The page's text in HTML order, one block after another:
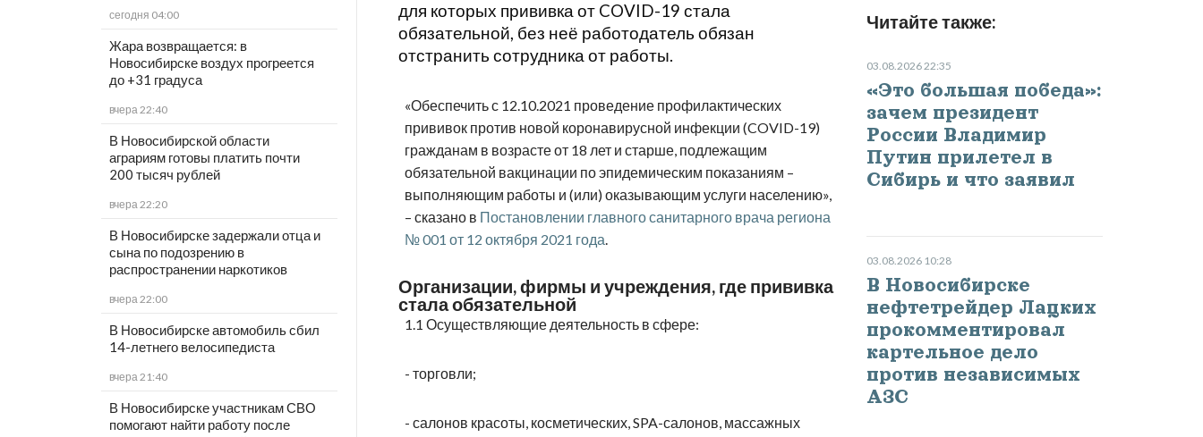
сегодня 04:00
Жара возвращается: в
Новосибирске воздух прогреется
до +31 градуса
вчера 22:40
В Новосибирской области
аграриям готовы платить почти
200 тысяч рублей
вчера 22:20
В Новосибирске задержали отца и
сына по подозрению в
распространении наркотиков
вчера 22:00
В Новосибирске автомобиль сбил
14-летнего велосипедиста
вчера 21:40
В Новосибирске участникам СВО
помогают найти работу после
для которых прививка от COVID-19 стала
обязательной, без неё работодатель обязан
отстранить сотрудника от работы.
«Обеспечить с 12.10.2021 проведение профилактических
прививок против новой коронавирусной инфекции (COVID-19)
гражданам в возрасте от 18 лет и старше, подлежащим
обязательной вакцинации по эпидемическим показаниям –
выполняющим работы и (или) оказывающим услуги населению»,
– сказано в Постановлении главного санитарного врача региона
№ 001 от 12 октября 2021 года.
Организации, фирмы и учреждения, где прививка
стала обязательной
1.1 Осуществляющие деятельность в сфере:
- торговли;
- салонов красоты, косметических, SPA-салонов, массажных
Читайте также:
03.08.2026 22:35
«Это большая победа»:
зачем президент
России Владимир
Путин прилетел в
Сибирь и что заявил
03.08.2026 10:28
В Новосибирске
нефтетрейдер Лацких
прокомментировал
картельное дело
против независимых
АЗС